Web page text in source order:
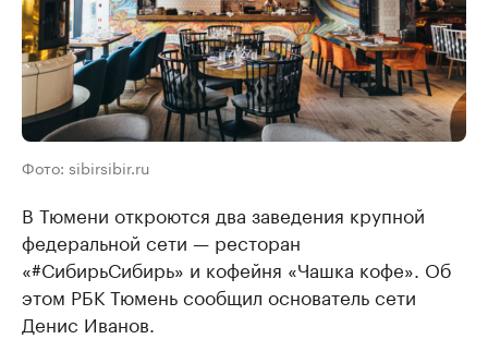
Фото: sibirsibir.ru
В Тюмени откроются два заведения крупной
федеральной сети — ресторан
«#СибирьСибирь» и кофейня «Чашка кофе». Об
этом РБК Тюмень сообщил основатель сети
Денис Иванов.